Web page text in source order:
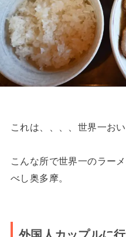
これは、、、、世界一おい
こんな所で世界一のラー
べし奥多摩。